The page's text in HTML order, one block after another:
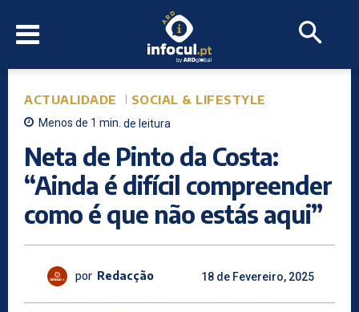
ACTUALIDADE SOCIAL & LIFESTYLE
Menos de 1 min. de leitura
Neta de Pinto da Costa:
“Ainda é difícil compreender
como é que não estás aqui”
por Redacção 18 de Fevereiro, 2025